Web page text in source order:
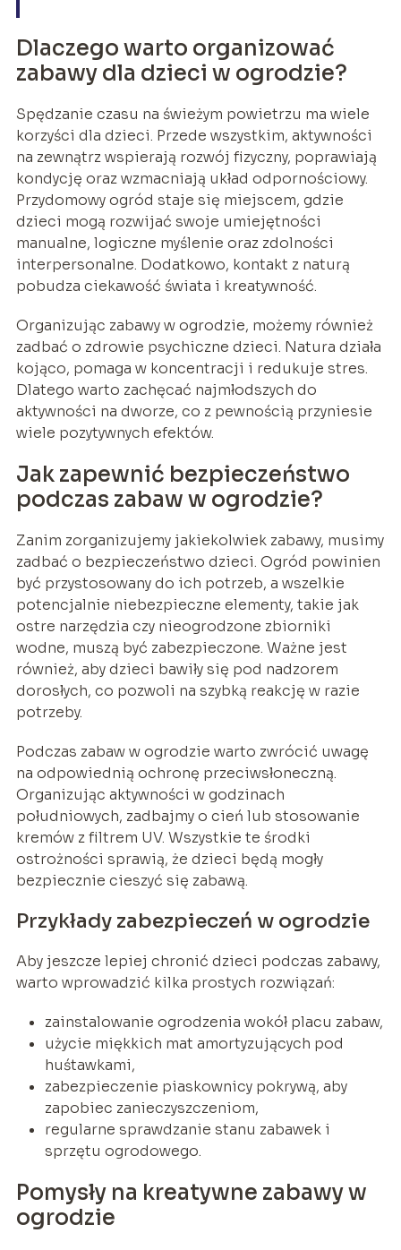
Dlaczego warto organizować
zabawy dla dzieci w ogrodzie?
Spędzanie czasu na świeżym powietrzu ma wiele
korzyści dla dzieci. Przede wszystkim, aktywności
na zewnątrz wspierają rozwój fizyczny, poprawiają
kondycję oraz wzmacniają układ odpornościowy.
Przydomowy ogród staje się miejscem, gdzie
dzieci mogą rozwijać swoje umiejętności
manualne, logiczne myślenie oraz zdolności
interpersonalne. Dodatkowo, kontakt z naturą
pobudza ciekawość świata i kreatywność.
Organizując zabawy w ogrodzie, możemy również
zadbać o zdrowie psychiczne dzieci. Natura działa
kojąco, pomaga w koncentracji i redukuje stres.
Dlatego warto zachęcać najmłodszych do
aktywności na dworze, co z pewnością przyniesie
wiele pozytywnych efektów.
Jak zapewnić bezpieczeństwo
podczas zabaw w ogrodzie?
Zanim zorganizujemy jakiekolwiek zabawy, musimy
zadbać o bezpieczeństwo dzieci. Ogród powinien
być przystosowany do ich potrzeb, a wszelkie
potencjalnie niebezpieczne elementy, takie jak
ostre narzędzia czy nieogrodzone zbiorniki
wodne, muszą być zabezpieczone. Ważne jest
również, aby dzieci bawiły się pod nadzorem
dorosłych, co pozwoli na szybką reakcję w razie
potrzeby.
Podczas zabaw w ogrodzie warto zwrócić uwagę
na odpowiednią ochronę przeciwsłoneczną.
Organizując aktywności w godzinach
południowych, zadbajmy o cień lub stosowanie
kremów z filtrem UV. Wszystkie te środki
ostrożności sprawią, że dzieci będą mogły
bezpiecznie cieszyć się zabawą.
Przykłady zabezpieczeń w ogrodzie
Aby jeszcze lepiej chronić dzieci podczas zabawy,
warto wprowadzić kilka prostych rozwiązań:
zainstalowanie ogrodzenia wokół placu zabaw,
użycie miękkich mat amortyzujących pod
huśtawkami,
zabezpieczenie piaskownicy pokrywą, aby
zapobiec zanieczyszczeniom,
regularne sprawdzanie stanu zabawek i
sprzętu ogrodowego.
Pomysły na kreatywne zabawy w
ogrodzie